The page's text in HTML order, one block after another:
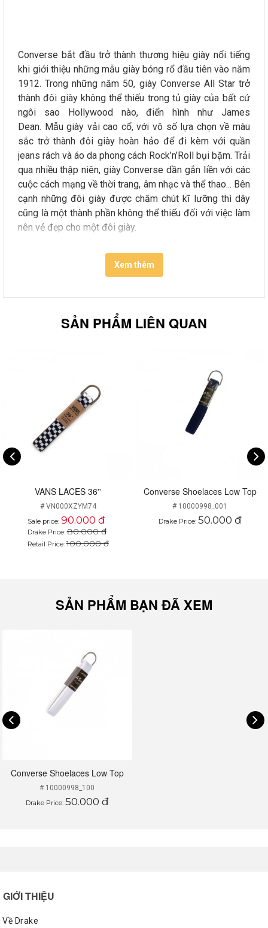
Converse bắt đầu trở thành thương hiệu giày nổi tiếng
khi giới thiệu những mẫu giày bóng rổ đầu tiên vào năm
1912. Trong những năm 50, giày Converse All Star trở
thành đôi giày không thể thiếu trong tủ giày của bất cứ
ngôi sao Hollywood nào, điển hình như James
Dean. Mẫu giày vải cao cổ, với vô số lựa chọn về màu
sắc trở thành đôi giày hoàn hảo để đi kèm với quần
jeans rách và áo da phong cách Rock’n’Roll bụi bặm. Trải
qua nhiều thập niên, giày Converse dần gắn liền với các
cuộc cách mạng về thời trang, âm nhạc và thể thao... Bên
cạnh những đôi giày được chăm chút kĩ lưỡng thì dây
cũng là một thành phần không thể thiếu đối với việc làm
nên vẻ đẹp cho một đôi giày.
Xem thêm
SẢN PHẨM LIÊN QUAN
VANS LACES 36''
# VN000XZYM74
Sale price: 90.000 đ
Drake Price:80.000 đ
Retail Price:100.000 đ
Converse Shoelaces Low Top
# 10000998_001
Drake Price: 50.000 đ
SẢN PHẨM BẠN ĐÃ XEM
Converse Shoelaces Low Top
# 10000998_100
Drake Price: 50.000 đ
GIỚI THIỆU
Về Drake